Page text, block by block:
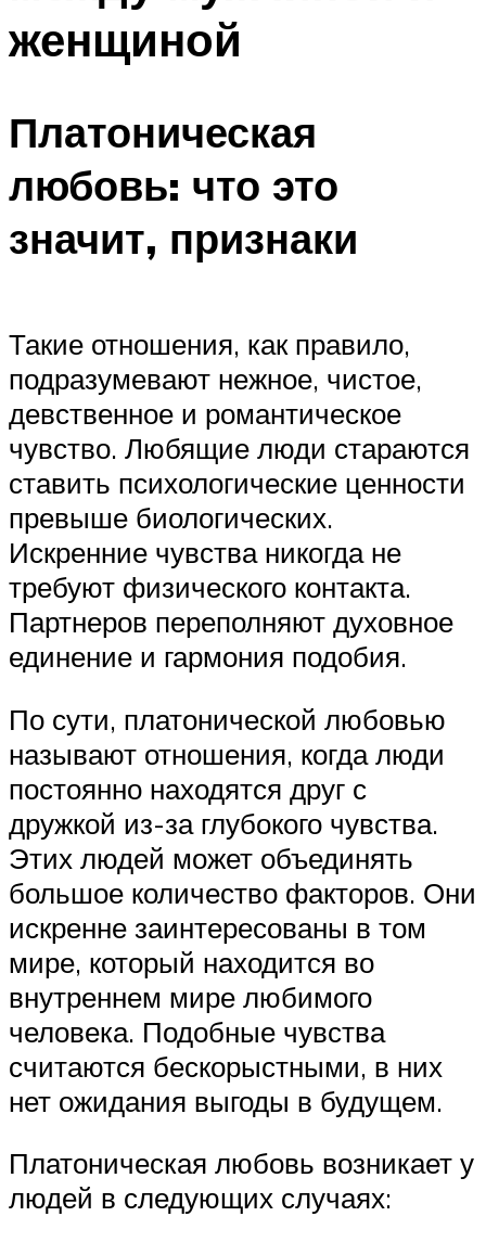
женщиной
Платоническая
любовь: что это
значит, признаки
Такие отношения, как правило,
подразумевают нежное, чистое,
девственное и романтическое
чувство. Любящие люди стараются
ставить психологические ценности
превыше биологических.
Искренние чувства никогда не
требуют физического контакта.
Партнеров переполняют духовное
единение и гармония подобия.
По сути, платонической любовью
называют отношения, когда люди
постоянно находятся друг с
дружкой из-за глубокого чувства.
Этих людей может объединять
большое количество факторов. Они
искренне заинтересованы в том
мире, который находится во
внутреннем мире любимого
человека. Подобные чувства
считаются бескорыстными, в них
нет ожидания выгоды в будущем.
Платоническая любовь возникает у
людей в следующих случаях: